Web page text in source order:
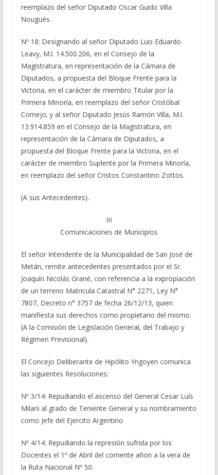
reemplazo del señor Diputado Oscar Guido Villa
Nougués.
Nº 18: Designando al señor Diputado Luis Eduardo
Leavy, M.l. 14.500.206, en el Consejo de la
Magistratura, en representación de la Cámara de
Diputados, a propuesta del Bloque Frente para la
Victoria, en el carácter de miembro Titular por la
Primera Minoría, en reemplazo del señor Cristóbal
Cornejo; y al señor Diputado Jesús Ramón Villa, M.l.
13.914.859 en el Consejo de la Magistratura, en
representación de la Cámara de Diputados, a
propuesta del Bloque Frente para la Victoria, en el
carácter de miembro Suplente por la Primera Minoría,
en reemplazo del señor Cristos Constantino Zottos.
(A sus Antecedentes).
III
Comunicaciones de Municipios
El señor Intendente de la Municipalidad de San José de
Metán, remite antecedentes presentados por el Sr.
Joaquín Nicolás Grané, con referencia a la expropiación
de un terreno Matricula Catastral N° 2271, Ley N°
7807, Decreto n° 3757 de fecha 26/12/13, quien
manifiesta sus derechos como propietario del mismo.
(A la Comisión de Legislación General, del Trabajo y
Régimen Previsional).
El Concejo Deliberante de Hipólito Yrigoyen comunica
las siguientes Resoluciones:
Nº 3/14: Repudiando el ascenso del General Cesar Luís
Milani al grado de Teniente General y su nombramiento
como Jefe del Ejercito Argentino
Nº 4/14: Repudiando la represión sufrida por los
Docentes el 1º de Abril del corriente añon a la vera de
la Ruta Nacional Nº 50.